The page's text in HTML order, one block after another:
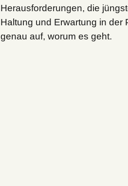
Herausforderungen, die
Haltung und Erwartung in der
genau auf, worum es geht.